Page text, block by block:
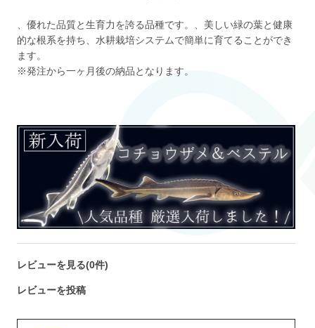
、優れた品質と生育力を誇る品種です。、美しい緑の葉と健康
的な根系を持ち、水耕栽培システムで簡単に育てることができ
ます。
※発注から一ヶ月後の納品となります。
レビューを見る(0件)
レビューを投稿